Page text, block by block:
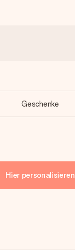
Geschenke
Hier personalisieren